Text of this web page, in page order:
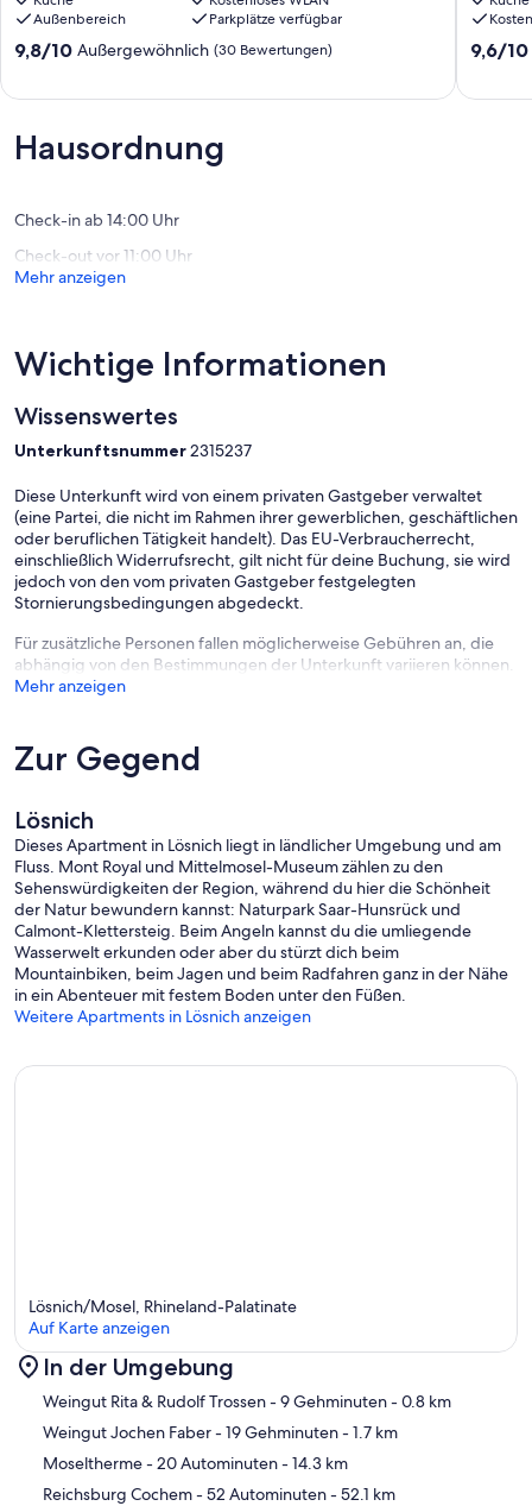
großer
Dachterrasse
Kinheim
Außenbereich
Parkplätze verfügbar
9.8
(30
Bewertungen)
9,8/10 Außergewöhnlich (30 Bewertungen)
Nähe
Mosel,
9.6
9,6/10
Hausordnung
Check-in ab 14:00 Uhr
Check-out vor 11:00 Uhr
Mehr anzeigen
Wichtige Informationen
Wissenswertes
Unterkunftsnummer2315237
Diese Unterkunft wird von einem privaten Gastgeber verwaltet
(eine Partei, die nicht im Rahmen ihrer gewerblichen, geschäftlichen
oder beruflichen Tätigkeit handelt). Das EU-Verbraucherrecht,
einschließlich Widerrufsrecht, gilt nicht für deine Buchung, sie wird
jedoch von den vom privaten Gastgeber festgelegten
Stornierungsbedingungen abgedeckt.
Für zusätzliche Personen fallen möglicherweise Gebühren an, die
abhängig von den Bestimmungen der Unterkunft variieren können.
Mehr anzeigen
Zur Gegend
Lösnich
Dieses Apartment in Lösnich liegt in ländlicher Umgebung und am
Fluss. Mont Royal und Mittelmosel-Museum zählen zu den
Sehenswürdigkeiten der Region, während du hier die Schönheit
der Natur bewundern kannst: Naturpark Saar-Hunsrück und
Calmont-Klettersteig. Beim Angeln kannst du die umliegende
Wasserwelt erkunden oder aber du stürzt dich beim
Mountainbiken, beim Jagen und beim Radfahren ganz in der Nähe
in ein Abenteuer mit festem Boden unter den Füßen.
Weitere Apartments in Lösnich anzeigen
Karte
Lösnich/Mosel, Rhineland-Palatinate
Auf Karte anzeigen
In der Umgebung
Weingut Rita & Rudolf Trossen- 9 Gehminuten- 0.8 km
Weingut Jochen Faber- 19 Gehminuten- 1.7 km
Moseltherme- 20 Autominuten- 14.3 km
Reichsburg Cochem- 52 Autominuten- 52.1 km